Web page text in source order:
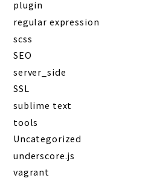
plugin
regular expression
scss
SEO
server_side
SSL
sublime text
tools
Uncategorized
underscore.js
vagrant